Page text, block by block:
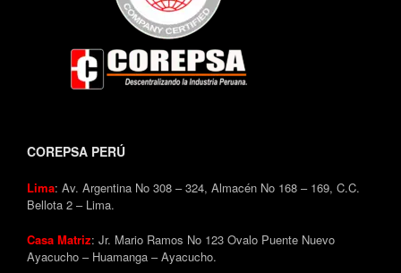
COREPSA PERÚ
Lima: Av. Argentina No 308 – 324, Almacén No 168 – 169, C.C.
Bellota 2 – Lima.
Casa Matriz: Jr. Mario Ramos No 123 Ovalo Puente Nuevo
Ayacucho – Huamanga – Ayacucho.